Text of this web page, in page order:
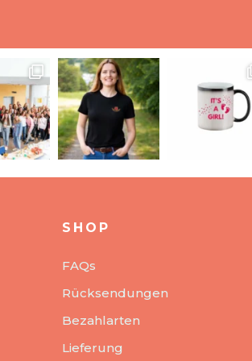
SHOP
FAQs
Rücksendungen
Bezahlarten
Lieferung